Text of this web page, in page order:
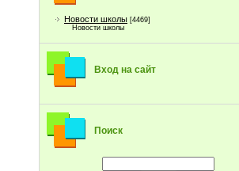
Новости школы [4469]
Новости школы
Вход на сайт
Поиск